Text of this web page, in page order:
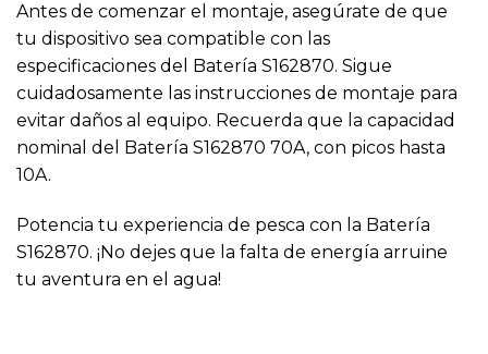
Antes de comenzar el montaje, asegúrate de que
tu dispositivo sea compatible con las
especificaciones del Batería S162870. Sigue
cuidadosamente las instrucciones de montaje para
evitar daños al equipo. Recuerda que la capacidad
nominal del Batería S162870 70A, con picos hasta
10A.
Potencia tu experiencia de pesca con la Batería
S162870. ¡No dejes que la falta de energía arruine
tu aventura en el agua!